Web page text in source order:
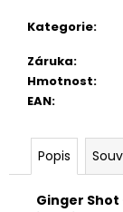
Kategorie:
Záruka:
Hmotnost:
EAN:
Popis
Ginger
č
e
m